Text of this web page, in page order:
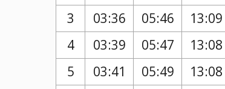
3
03:36 05:46 13:09
4
03:39 05:47 13:08
5
03:41 05:49 13:08